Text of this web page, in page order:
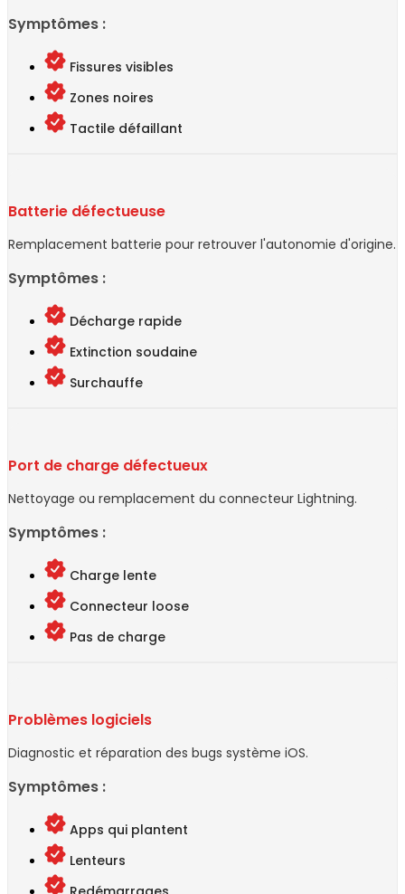
Symptômes :
Fissures visibles
Zones noires
Tactile défaillant
Batterie défectueuse
Remplacement batterie pour retrouver l'autonomie d'origine.
Symptômes :
Décharge rapide
Extinction soudaine
Surchauffe
Port de charge défectueux
Nettoyage ou remplacement du connecteur Lightning.
Symptômes :
Charge lente
Connecteur loose
Pas de charge
Problèmes logiciels
Diagnostic et réparation des bugs système iOS.
Symptômes :
Apps qui plantent
Lenteurs